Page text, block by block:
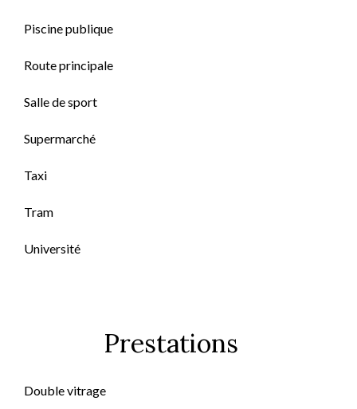
Piscine publique
Route principale
Salle de sport
Supermarché
Taxi
Tram
Université
Prestations
Double vitrage